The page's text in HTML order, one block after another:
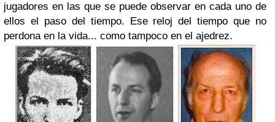
jugadores en las que se puede observar en cada uno de
ellos el paso del tiempo. Ese reloj del tiempo que no
perdona en la vida... como tampoco en el ajedrez.